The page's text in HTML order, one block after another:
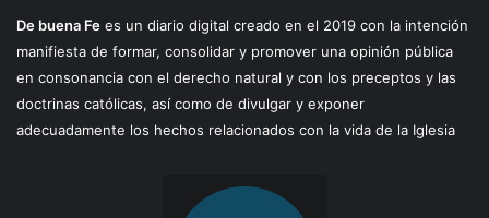
De buena Fe es un diario digital creado en el 2019 con la intención
manifiesta de formar, consolidar y promover una opinión pública
en consonancia con el derecho natural y con los preceptos y las
doctrinas católicas, así como de divulgar y exponer
adecuadamente los hechos relacionados con la vida de la Iglesia